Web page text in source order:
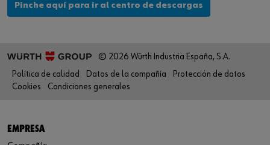
Pinche aquí para ir al centro de descargas
© 2026 Würth Industria España, S.A.
Política de calidad
Datos de la compañía
Protección de datos
Cookies
Condiciones generales
EMPRESA